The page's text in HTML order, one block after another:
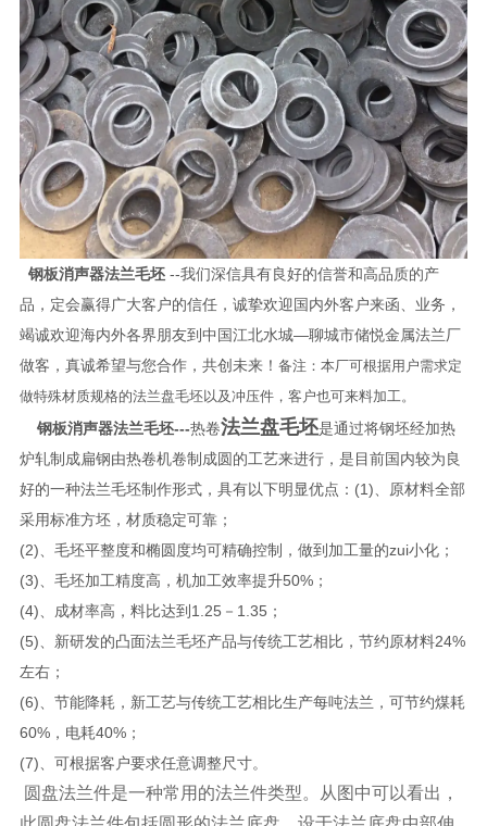
钢板消声器法兰毛坯 --我们深信具有良好的信誉和高品质的产
品，定会赢得广大客户的信任，诚挚欢迎国内外客户来函、业务，
竭诚欢迎海内外各界朋友到中国江北水城—聊城市储悦金属法兰厂
做客，真诚希望与您合作，共创未来！ 备注：本厂可根据用户需求定
做特殊材质规格的法兰盘毛坯以及冲压件，客户也可来料加工。
钢板消声器法兰毛坯---热卷法兰盘毛坯是通过将钢坯经加热
炉轧制成扁钢由热卷机卷制成圆的工艺来进行，是目前国内较为良
好的一种法兰毛坯制作形式，具有以下明显优点：(1)、原材料全部
采用标准方坯，材质稳定可靠；
(2)、毛坯平整度和椭圆度均可精确控制，做到加工量的zui小化；
(3)、毛坯加工精度高，机加工效率提升50%；
(4)、成材率高，料比达到1.25－1.35；
(5)、新研发的凸面法兰毛坯产品与传统工艺相比，节约原材料24%
左右；
(6)、节能降耗，新工艺与传统工艺相比生产每吨法兰，可节约煤耗
60%，电耗40%；
(7)、可根据客户要求任意调整尺寸。
圆盘法兰件是一种常用的法兰件类型。从图中可以看出，